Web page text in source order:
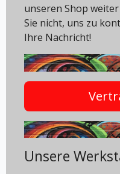
unseren Shop
Sie nicht, uns zu
Ihre Nachricht!
Unsere